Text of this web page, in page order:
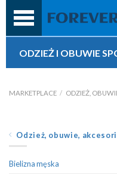
treści
ODZIEŻ I OBUWIE
MARKETPLACE / ODZIEŻ,
Odzież, obuwie, akcesoria męskie
Bielizna męska